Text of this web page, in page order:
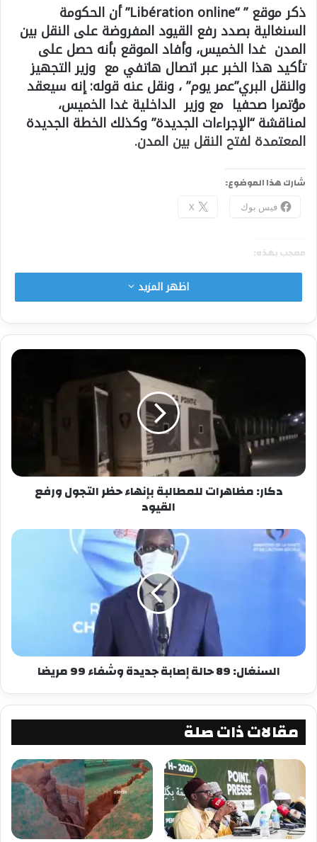
ذكر موقع ” “Libération online” أن الحكومة
السنغالية بصدد رفع القيود المفروضة على النقل بين
المدن غدا الخميس، وأفاد الموقع بأنه حصل على
تأكيد هذا الخبر عبر اتصال هاتفي مع وزير التجهيز
والنقل البري”عمر يوم” ، ونقل عنه قوله: إنه سيعقد
مؤتمرا صحفيا مع وزير الداخلية غدا الخميس،
لمناقشة “الإجراءات الجديدة” وكذلك الخطة الجديدة
المعتمدة لفتح النقل بين المدن.
شارك هذا الموضوع:
فيس بوك X
معجب بهذه:
اظهر المزيد
دكار: مظاهرات للمطالبة بإنهاء حظر التجول ورفع
القيود
السنغال: 89 حالة إصابة جديدة وشفاء 99 مريضا
مقالات ذات صلة